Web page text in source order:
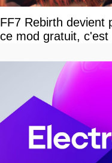
FF7 Rebirth devient
ce mod gratuit,